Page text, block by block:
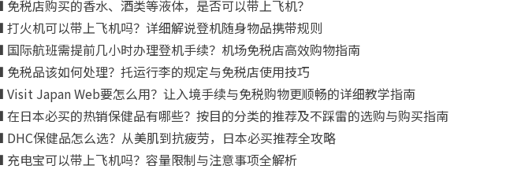
免税店购买的香水、酒类等液体，是否可以带上飞机？
打火机可以带上飞机吗？详细解说登机随身物品携带规则
国际航班需提前几小时办理登机手续？机场免税店高效购物指南
免税品该如何处理？托运行李的规定与免税店使用技巧
Visit Japan Web要怎么用？让入境手续与免税购物更顺畅的详细教学指南
在日本必买的热销保健品有哪些？按目的分类的推荐及不踩雷的选购与购买指南
DHC保健品怎么选？从美肌到抗疲劳，日本必买推荐全攻略
充电宝可以带上飞机吗？容量限制与注意事项全解析